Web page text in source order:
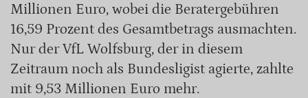
Millionen Euro, wobei die Beratergebühren
16,59 Prozent des Gesamtbetrags ausmachten.
Nur der VfL Wolfsburg, der in diesem
Zeitraum noch als Bundesligist agierte, zahlte
mit 9,53 Millionen Euro mehr.